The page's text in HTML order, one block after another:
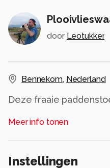
door Leotukker
Bennekom, Nederland
Deze fraaie
zodat ik een mooie
Meer info tonen
Instellingen